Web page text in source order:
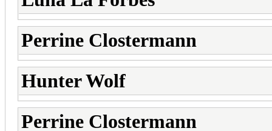
Perrine Clostermann
Hunter Wolf
Perrine Clostermann